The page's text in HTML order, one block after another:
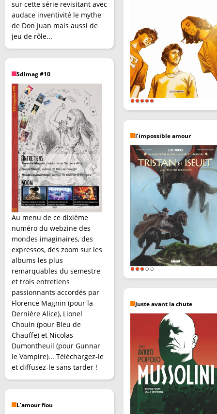
sur cette série revisitant avec
audace inventivité le mythe
de Don Juan mais aussi de
jeu de rôle...
SdImag #10
Au menu de ce dixième
numéro du webzine des
mondes imaginaires, des
expressos, des zoom sur les
albums les plus
remarquables du semestre
et trois entretiens
passionnants accordés par
Florence Magnin (pour la
Dernière Alice), Lionel
Chouin (pour Bleu de
Chauffe) et Nicolas
Dumontheuil (pour Gunnar
le Vampire)... Téléchargez-le
et diffusez-le sans tarder !
L’amour flou
l’impossible amour
Juste avant la chute